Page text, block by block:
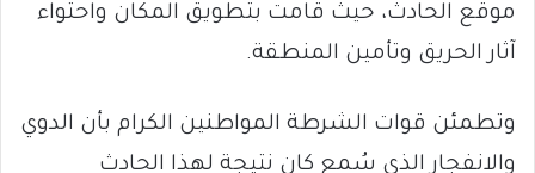
موقع الحادث، حيث قامت بتطويق المكان واحتواء
آثار الحريق وتأمين المنطقة.
وتطمئن قوات الشرطة المواطنين الكرام بأن الدوي
والانفجار الذي سُمع كان نتيجة لهذا الحادث